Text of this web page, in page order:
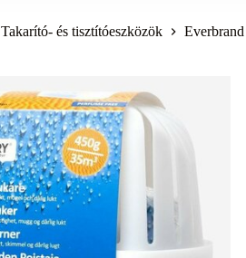
Takarító- és tisztítóeszközök